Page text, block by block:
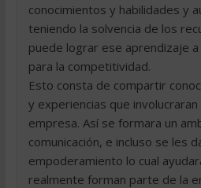
conocimientos y habilidades y
teniendo la solvencia de los
puede lograr ese aprendizaje
para la competitividad.
Esto consta de compartir
y experiencias que
empresa. Así se formara un
comunicación, e incluso se les
empoderamiento lo cual
realmente forman parte de la